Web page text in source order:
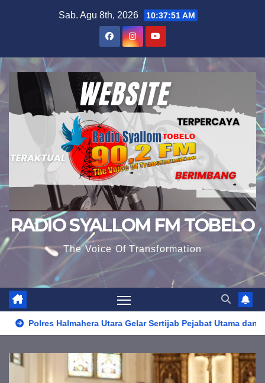
Sab. Agu 8th, 2026 10:37:53 AM
RADIO SYALLOM FM TOBELO
The Voice Of Transformation
Utara Gelar Sertijab Pejabat Utama dan Kapolsek, AKBP